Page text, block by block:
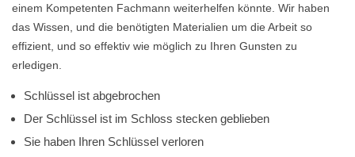
einem Kompetenten Fachmann weiterhelfen könnte. Wir haben
das Wissen, und die benötigten Materialien um die Arbeit so
effizient, und so effektiv wie möglich zu Ihren Gunsten zu
erledigen.
Schlüssel ist abgebrochen
Der Schlüssel ist im Schloss stecken geblieben
Sie haben Ihren Schlüssel verloren